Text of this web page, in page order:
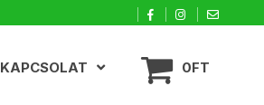
KAPCSOLAT 0FT